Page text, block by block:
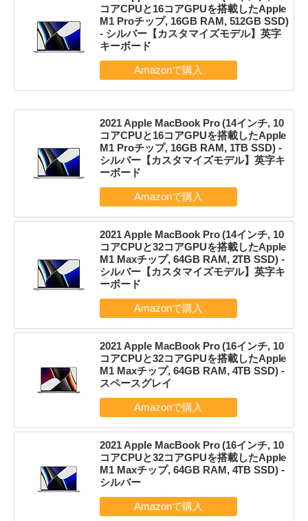
コアCPUと16コアGPUを搭載したApple
M1 Proチップ, 16GB RAM, 512GB SSD)
- シルバー【カスタマイズモデル】英字
キーボード
2021 Apple MacBook Pro (14インチ, 10
コアCPUと16コアGPUを搭載したApple
M1 Proチップ, 16GB RAM, 1TB SSD) -
シルバー【カスタマイズモデル】英字キ
ーボード
2021 Apple MacBook Pro (14インチ, 10
コアCPUと32コアGPUを搭載したApple
M1 Maxチップ, 64GB RAM, 2TB SSD) -
シルバー【カスタマイズモデル】英字キ
ーボード
2021 Apple MacBook Pro (16インチ, 10
コアCPUと32コアGPUを搭載したApple
M1 Maxチップ, 64GB RAM, 4TB SSD) -
スペースグレイ
2021 Apple MacBook Pro (16インチ, 10
コアCPUと32コアGPUを搭載したApple
M1 Maxチップ, 64GB RAM, 4TB SSD) -
シルバー